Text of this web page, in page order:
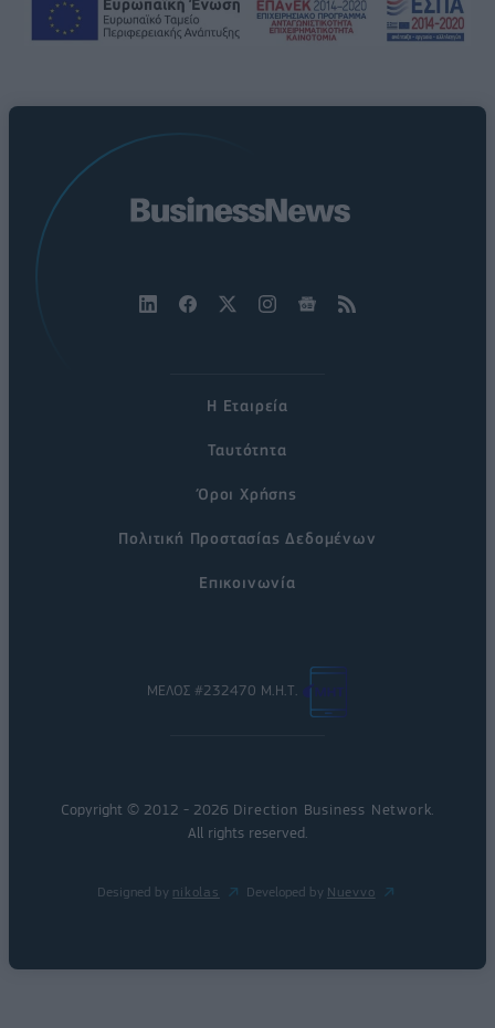
Η Εταιρεία
Ταυτότητα
Όροι Χρήσης
Πολιτική Προστασίας Δεδομένων
Επικοινωνία
ΜΕΛΟΣ #232470 Μ.Η.Τ.
Copyright © 2012 - 2026 Direction Business Network
All rights reserved.
Designed by nikolas Developed by Nuevvo